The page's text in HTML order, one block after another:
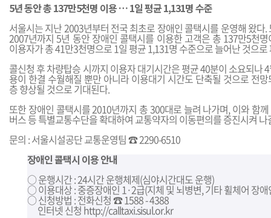
5년 동안 총 137만5천명 이용 … 1일 평균 1,131명 수준
서울시는 지난 2003년부터 전국 최초로 장애인 콜택시를 운영해 왔다
2007년까지 5년 동안 장애인 콜택시를 이용한 고객은 총 137만5천
이용자가 총 41만3천명으로 1일 평균 1,131명 수준으로 늘어난 것으로
콜신청 후 차량탑승 시까지 이용자 대기시간은 평균 40분이 소요되나
용이 한결 수월해질 뿐만 아니라 이용대기 시간도 단축될 것으로 전
층 향상될 것으로 기대된다.
또한 장애인 콜택시를 2010년까지 총 300대로 늘려 나가며, 이와 함
버스 등 특별교통수단을 확대하여 교통약자의 이동편의를 증진시켜 나
문의 : 서울시설공단 교통운영팀 ☎ 2290-6510
장애인 콜택시 이용 안내
○ 운행시간 : 24시간 운행체제(심야시간대도 운행)
○ 이용대상 : 중증장애인 1·2급(지체 및 뇌병변, 기타 휠체어 장애
○ 신청방법 : 전화신청 ☎ 1588 - 4388
인터넷 신청http://calltaxi.sisul.or.kr